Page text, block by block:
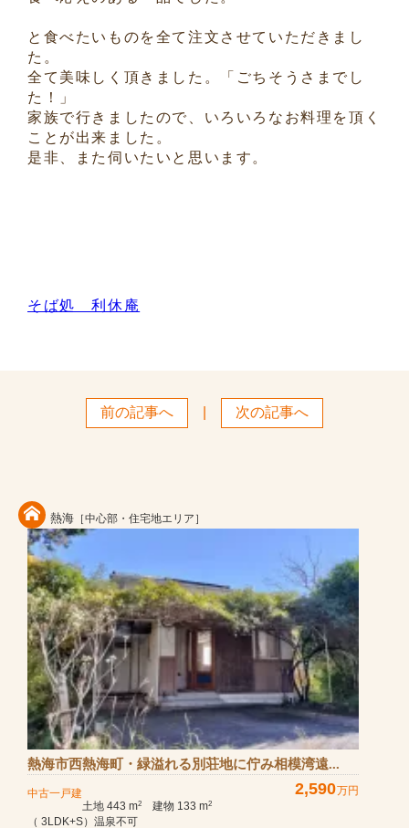
と食べたいものを全て注文させていただきまし
た。
全て美味しく頂きました。「ごちそうさまでし
た！」
家族で行きましたので、いろいろなお料理を頂く
ことが出来ました。
是非、また伺いたいと思います。
そば処 利休庵
前の記事へ 次の記事へ
熱海 ［中心部・住宅地エリア］
熱海市西熱海町・緑溢れる別荘地に佇み相模湾遠...
中古一戸建 2,590万円
土地 443 m2 建物 133 m2
（ 3LDK+S）温泉不可